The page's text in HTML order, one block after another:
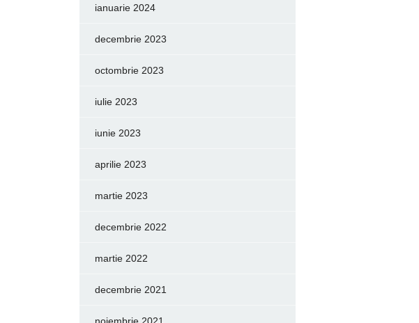
ianuarie 2024
decembrie 2023
octombrie 2023
iulie 2023
iunie 2023
aprilie 2023
martie 2023
decembrie 2022
martie 2022
decembrie 2021